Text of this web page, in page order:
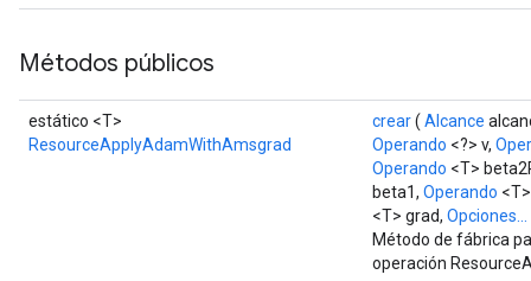
Métodos públicos
estático <T>
ResourceApplyAdamWithAmsgrad
crear( Alcance
Operando <?> v,
Operando <T>
beta1, Operando
<T> grad, Opciones...
Método de fábrica
operación